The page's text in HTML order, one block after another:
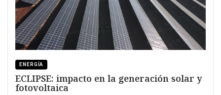
ENERGÍA
ECLIPSE: impacto en la generación solar y
fotovoltaica